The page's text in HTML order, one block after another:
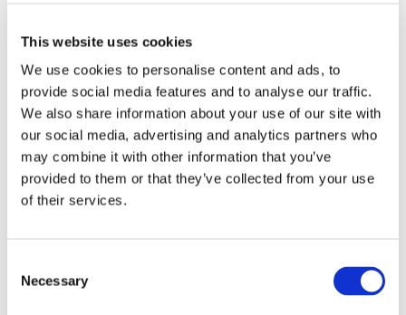
This website uses cookies
We use cookies to personalise content and ads, to
provide social media features and to analyse our traffic.
We also share information about your use of our site with
our social media, advertising and analytics partners who
may combine it with other information that you’ve
provided to them or that they’ve collected from your use
of their services.
Selection
Necessary
€ 270/ enfant Capacité: 15 places
Réserver maintenant
contact.bruxelles@coursflorent.fr